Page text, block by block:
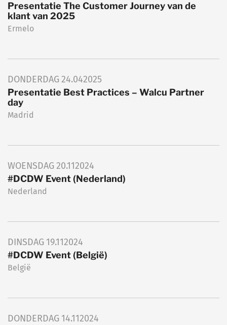
Presentatie The Customer Journey van de
klant van 2025
Ermelo
DONDERDAG24.042025
Presentatie Best Practices – Walcu Partner
day
Madrid
WOENSDAG20.112024
#DCDW Event (Nederland)
Nederland
DINSDAG 19.112024
#DCDW Event (België)
België
DONDERDAG 14.112024